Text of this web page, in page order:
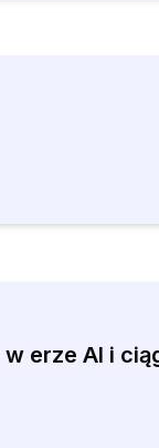
erze AI i